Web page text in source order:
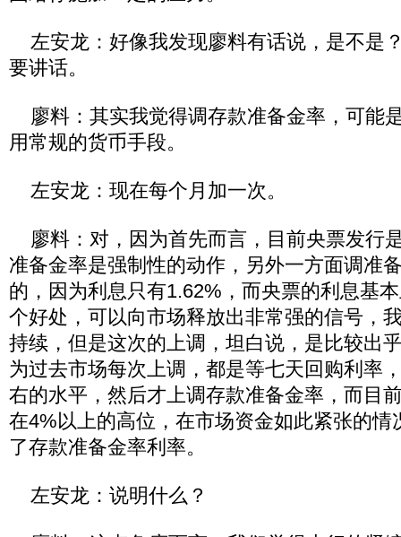
左安龙：好像我发现廖料有话说，是不是
要讲话。
廖料：其实我觉得调存款准备金率，可能
用常规的货币手段。
左安龙：现在每个月加一次。
廖料：对，因为首先而言，目前央票发行
准备金率是强制性的动作，另外一方面调准
的，因为利息只有1.62%，而央票的利息基
个好处，可以向市场释放出非常强的信号，
持续，但是这次的上调，坦白说，是比较出
为过去市场每次上调，都是等七天回购利率
右的水平，然后才上调存款准备金率，而目
在4%以上的高位，在市场资金如此紧张的情
了存款准备金率利率。
左安龙：说明什么？